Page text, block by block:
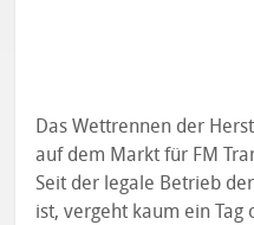
Das Wettrennen der
auf dem Markt für FM
Seit der legale Betrieb
ist, vergeht kaum ein Tag